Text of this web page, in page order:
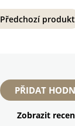
Předchozí produkt
PŘIDAT
Zobrazit